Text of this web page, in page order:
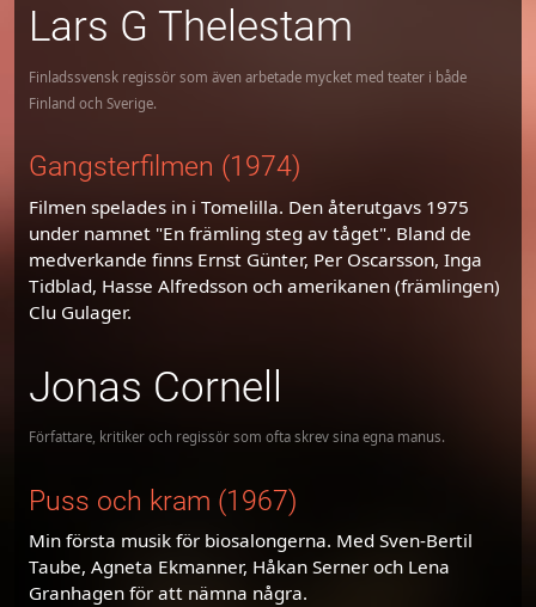
Lars G Thelestam
Finladssvensk regissör som även arbetade mycket med teater i både
Finland och Sverige.
Gangsterfilmen (1974)
Filmen spelades in i Tomelilla. Den återutgavs 1975
under namnet "En främling steg av tåget". Bland de
medverkande finns Ernst Günter, Per Oscarsson, Inga
Tidblad, Hasse Alfredsson och amerikanen (främlingen)
Clu Gulager.
Jonas Cornell
Författare, kritiker och regissör som ofta skrev sina egna manus.
Puss och kram (1967)
Min första musik för biosalongerna. Med Sven-Bertil
Taube, Agneta Ekmanner, Håkan Serner och Lena
Granhagen för att nämna några.